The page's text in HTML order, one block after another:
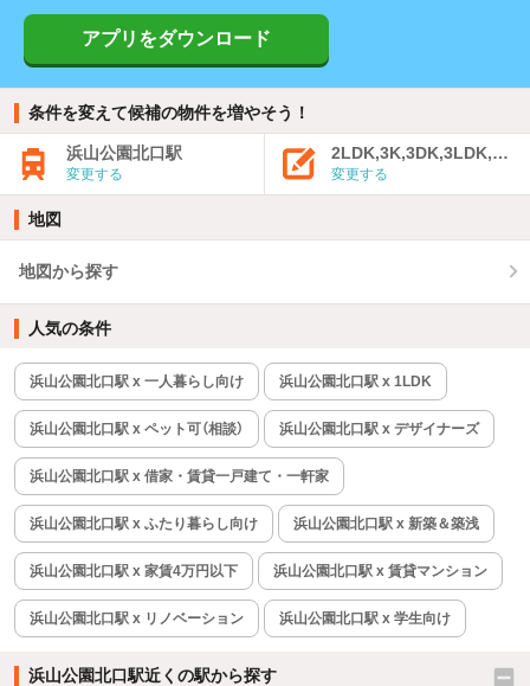
アプリをダウンロード
条件を変えて候補の物件を増やそう！
浜山公園北口駅
変更する 変更する
地図
地図から探す
人気の条件
浜山公園北口駅 x 一人暮らし向け 浜山公園北口駅 x 1LDK
浜山公園北口駅 x ペット可（相談） 浜山公園北口駅 x デザイナーズ
浜山公園北口駅 x 借家・賃貸一戸建て・一軒家
浜山公園北口駅 x ふたり暮らし向け 浜山公園北口駅 x 新築＆築浅
浜山公園北口駅 x 家賃4万円以下 浜山公園北口駅 x 賃貸マンション
浜山公園北口駅 x リノベーション 浜山公園北口駅 x 学生向け
浜山公園北口駅近くの駅から探す